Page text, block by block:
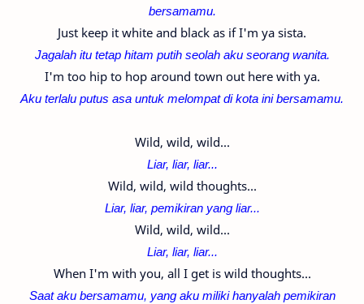
bersamamu.
Just keep it white and black as if I'm ya sista.
Jagalah itu tetap hitam putih seolah aku seorang wanita.
I'm too hip to hop around town out here with ya.
Aku terlalu putus asa untuk melompat di kota ini bersamamu.
Wild, wild, wild...
Liar, liar, liar...
Wild, wild, wild thoughts...
Liar, liar, pemikiran yang liar...
Wild, wild, wild...
Liar, liar, liar...
When I'm with you, all I get is wild thoughts...
Saat aku bersamamu, yang aku miliki hanyalah pemikiran